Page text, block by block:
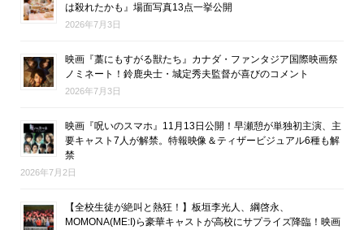
は殺れたかも』場面写真13点一挙公開
2026年7月3日
映画『藁にもすがる獣たち』カナダ・ファンタジア国際映画祭
ノミネート！鈴鹿央士・城定秀夫監督が喜びのコメント
2026年7月3日
映画『呪いのスマホ』11月13日公開！早瀬憩が単独初主演、主
要キャスト7人が解禁。特報映像＆ティザービジュアル6種も解
禁
2026年7月2日
【全校生徒が絶叫と熱狂！】板垣李光人、綱啓永、
MOMONA(ME:I)ら豪華キャストが高校にサプライズ降臨！映画